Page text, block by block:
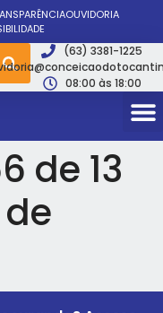
OUVIDORIA
(63) 3381-1225
08:00 às 18:00
de 13